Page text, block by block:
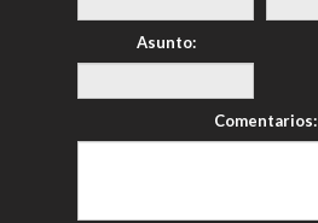
Asunto:
Comentarios: